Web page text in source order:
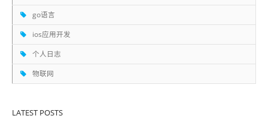
go语言
ios应用开发
个人日志
物联网
LATEST POSTS